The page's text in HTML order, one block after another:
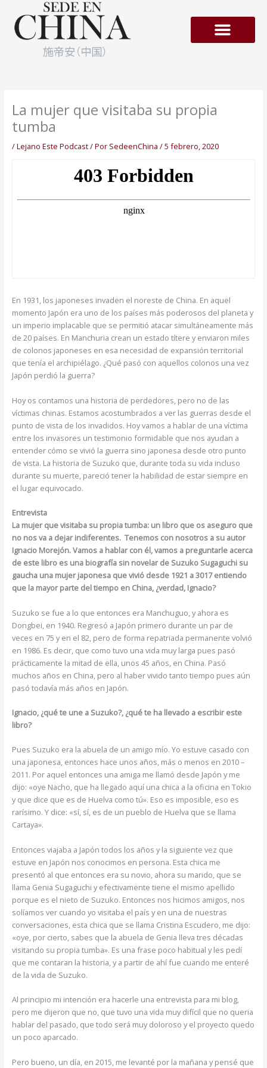
contenido
La mujer que visitaba su propia
tumba
/Lejano Este Podcast/ Por SedeenChina /5 febrero, 2020
En 1931, los japoneses invaden el noreste de China. En aquel
momento Japón era uno de los países más poderosos del planeta y
un imperio implacable que se permitió atacar simultáneamente más
de 20 países. En Manchuria crean un estado títere y enviaron miles
de colonos japoneses en esa necesidad de expansión territorial
que tenía el archipiélago. ¿Qué pasó con aquellos colonos una vez
Japón perdió la guerra?
Hoy os contamos una historia de perdedores, pero no de las
víctimas chinas. Estamos acostumbrados a ver las guerras desde el
punto de vista de los invadidos. Hoy vamos a hablar de una víctima
entre los invasores un testimonio formidable que nos ayudan a
entender cómo se vivió la guerra sino japonesa desde otro punto
de vista. La historia de Suzuko que, durante toda su vida incluso
durante su muerte, pareció tener la habilidad de estar siempre en
el lugar equivocado.
Entrevista
La mujer que visitaba su propia tumba: un libro que os aseguro que
no nos va a dejar indiferentes. Tenemos con nosotros a su autor
Ignacio Morejón. Vamos a hablar con él, vamos a preguntarle acerca
de este libro es una biografía sin novelar de Suzuko Sugaguchi su
gaucha una mujer japonesa que vivió desde 1921 a 3017 entiendo
que la mayor parte del tiempo en China, ¿verdad, Ignacio?
Suzuko se fue a lo que entonces era Manchuguo, y ahora es
Dongbei, en 1940. Regresó a Japón primero durante un par de
veces en 75 y en el 82, pero de forma repatriada permanente volvió
en 1986. Es decir, que como tuvo una vida muy larga pues pasó
prácticamente la mitad de ella, unos 45 años, en China. Pasó
muchos años en China, pero al haber vivido tanto tiempo pues aún
pasó todavía más años en Japón.
Ignacio, ¿qué te une a Suzuko?, ¿qué te ha llevado a escribir este
libro?
Pues Suzuko era la abuela de un amigo mío. Yo estuve casado con
una japonesa, entonces hace unos años, más o menos en 2010 –
2011. Por aquel entonces una amiga me llamó desde Japón y me
dijo: «oye Nacho, que ha llegado aquí una chica a la oficina en Tokio
y que dice que es de Huelva como tú». Eso es imposible, eso es
rarísimo. Y dice: «sí, sí, es de un pueblo de Huelva que se llama
Cartaya».
Entonces viajaba a Japón todos los años y la siguiente vez que
estuve en Japón nos conocimos en persona. Esta chica me
presentó al que entonces era su novio, ahora su marido, que se
llama Genia Sugaguchi y efectivamente tiene el mismo apellido
porque es el nieto de Suzuko. Entonces nos hicimos amigos, nos
solíamos ver cuando yo visitaba el país y en una de nuestras
conversaciones, esta chica que se llama Cristina Escudero, me dijo:
«oye, por cierto, sabes que la abuela de Genia lleva tres décadas
visitando su propia tumba». Es una frase poco habitual y les pedí
que me contaran la historia, y a partir de ahí fue cuando me enteré
de la vida de Suzuko.
Al principio mi intención era hacerle una entrevista para mi blog,
pero me dijeron que no, que tuvo una vida muy difícil que no queria
hablar del pasado, que todo será muy doloroso y el proyecto quedo
un poco aparcado.
Pero bueno, un día, en 2015, me levanté por la mañana y pensé que